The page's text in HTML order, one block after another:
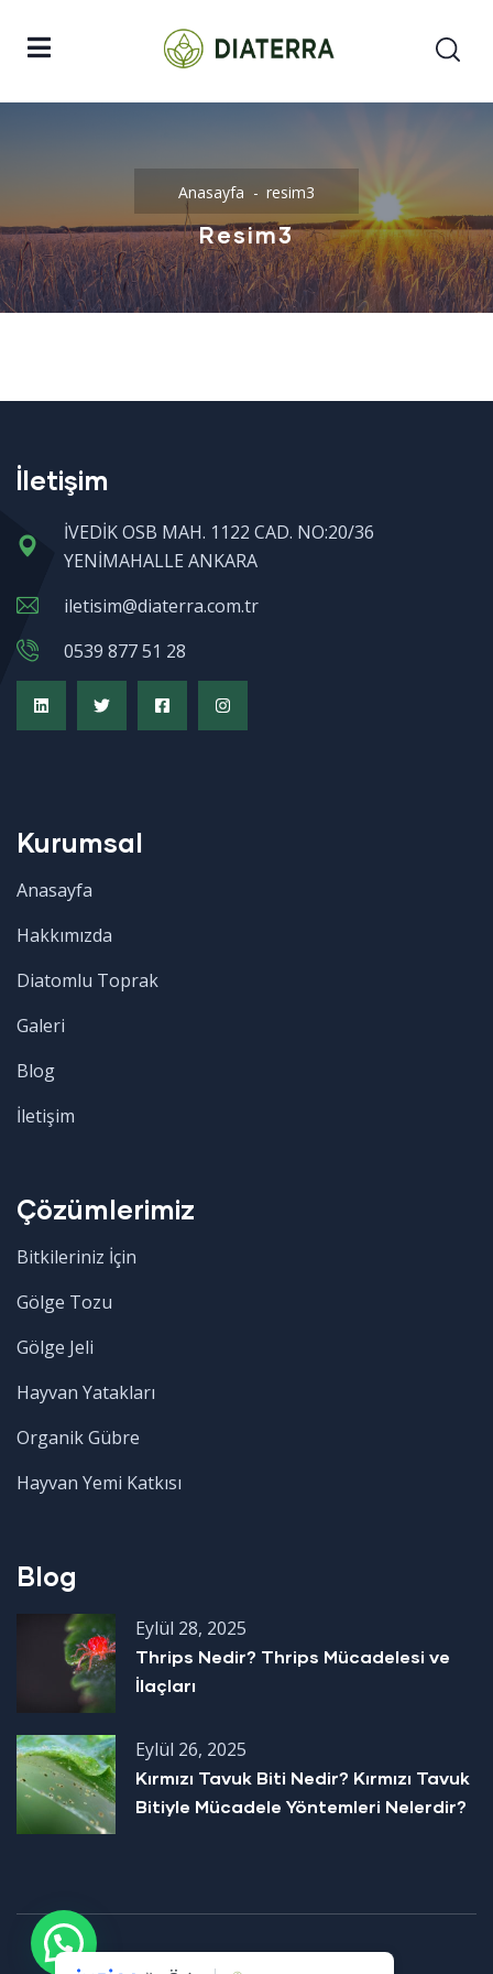
Anasayfa resim3
Resim3
İletişim
İVEDİK OSB MAH. 1122 CAD. NO:20/36
YENİMAHALLE ANKARA
iletisim@diaterra.com.tr
0539 877 51 28
Kurumsal
Anasayfa
Hakkımızda
Diatomlu Toprak
Galeri
Blog
İletişim
Çözümlerimiz
Bitkileriniz İçin
Gölge Tozu
Gölge Jeli
Hayvan Yatakları
Organik Gübre
Hayvan Yemi Katkısı
Blog
Eylül 28, 2025
Thrips Nedir? Thrips Mücadelesi ve
İlaçları
Eylül 26, 2025
Kırmızı Tavuk Biti Nedir? Kırmızı Tavuk
Bitiyle Mücadele Yöntemleri Nelerdir?
© Copyright 2021 by LiderSistem